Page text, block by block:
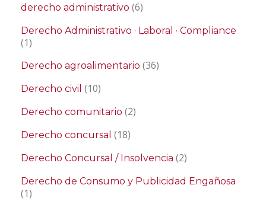
derecho administrativo (6)
Derecho Administrativo · Laboral · Compliance
(1)
Derecho agroalimentario (36)
Derecho civil (10)
Derecho comunitario (2)
Derecho concursal (18)
Derecho Concursal / Insolvencia (2)
Derecho de Consumo y Publicidad Engañosa
(1)